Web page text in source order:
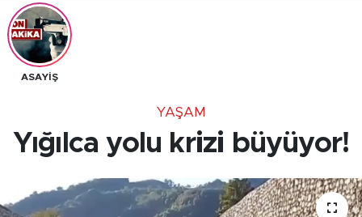
ASAYİŞ
YAŞAM
Yığılca yolu krizi büyüyor!
Tüm Manşetler
Son Dakika Haberleri